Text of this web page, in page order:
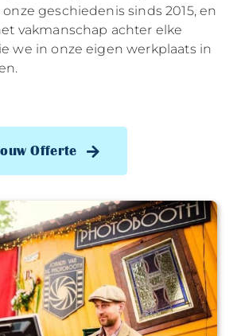
geschiedenis sinds 2015, en
vakmanschap achter elke
we in onze eigen werkplaats in
Offerte